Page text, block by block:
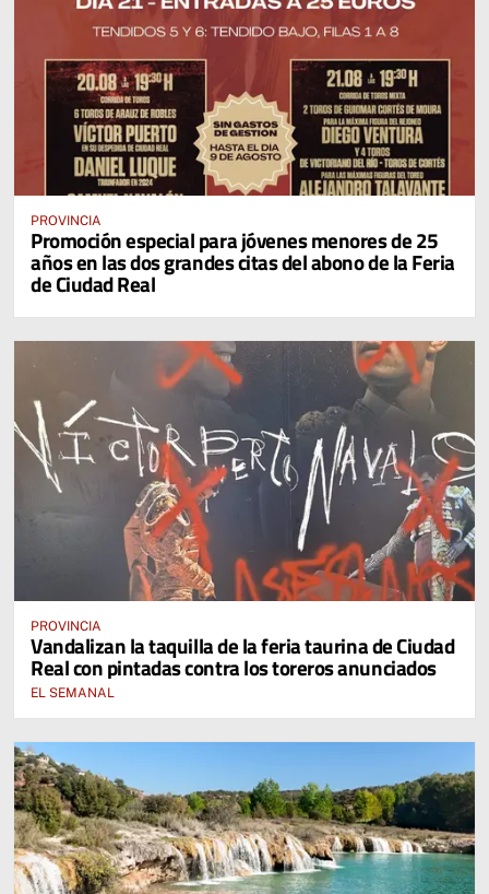
PROVINCIA
Promoción especial para jóvenes menores de 25
años en las dos grandes citas del abono de la Feria
de Ciudad Real
PROVINCIA
Vandalizan la taquilla de la feria taurina de Ciudad
Real con pintadas contra los toreros anunciados
EL SEMANAL